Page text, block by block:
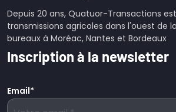
Depuis 20 ans, Quatuor-Transactions
transmissions agricoles dans l'ouest de
bureaux à Moréac, Nantes et Bordeaux
Inscription à la newsletter
Email*